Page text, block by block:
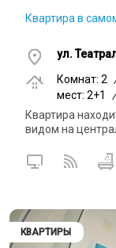
Квартира в
ул.
Комнат: 2
мест: 2+1
/
Квартира
видом на
КВАРТИРЫ